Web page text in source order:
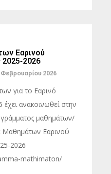
Εαρινού
2026
Φεβρουαρίου 2026
για το Εαρινό
ανακοινωθεί στην
μαθημάτων/
Μαθημάτων Εαρινού
2026
mathimaton/